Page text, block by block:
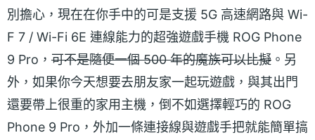
別擔心，現在在你手中的可是支援 5G 高速網路與 Wi-
F 7 / Wi-Fi 6E 連線能力的超強遊戲手機 ROG Phone
9 Pro， 可不是隨便一個 500 年的魔族可以比擬 。另
外，如果你今天想要去朋友家一起玩遊戲，與其出門
還要帶上很重的家用主機，倒不如選擇輕巧的 ROG
Phone 9 Pro，外加一條連接線與遊戲手把就能簡單搞